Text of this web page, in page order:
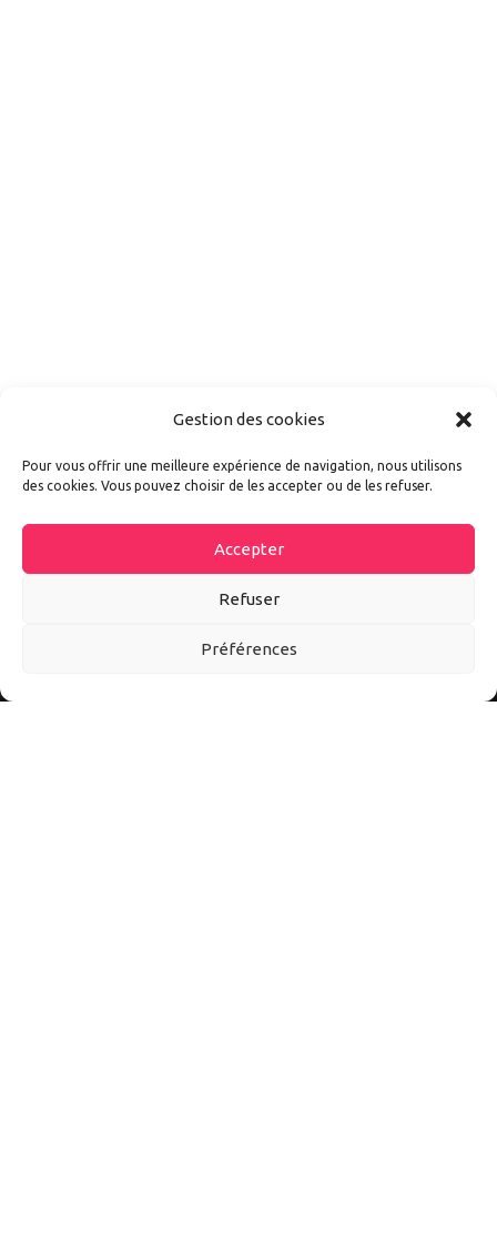
Gestion des cookies
Pour vous offrir une meilleure expérience de navigation, nous utilisons
des cookies. Vous pouvez choisir de les accepter ou de les refuser.
Accepter
Refuser
Préférences